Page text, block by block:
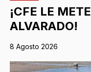
¡CFE LE
ALVARADO!
8 Agosto 2026